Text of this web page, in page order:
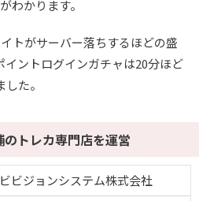
わかります。
トがサーバー落ちするほどの盛
イントログインガチャは20分ほど
た。
トレカ専門店を運営
ビジョンシステム株式会社